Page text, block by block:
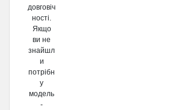
довговіч
ності.
Якщо
ви не
знайшл
и
потрібн
у
модель
-